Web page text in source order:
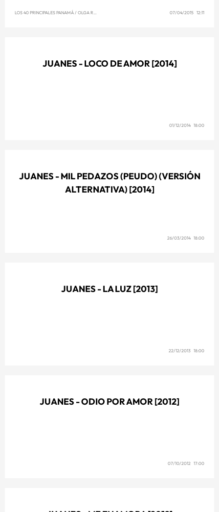
LOS 40 PRINCIPALES PANAMÁ/ OLGA REYNA 07/04/2015 12:11
JUANES - LOCO DE AMOR [2014]
01/12/2014 18:00
JUANES - MIL PEDAZOS (PEUDO) (VERSIÓN
ALTERNATIVA) [2014]
26/03/2014 18:00
JUANES - LA LUZ [2013]
22/12/2013 18:00
JUANES - ODIO POR AMOR [2012]
07/10/2012 17:00